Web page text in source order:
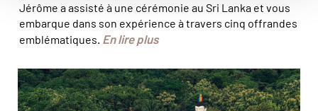
Jérôme a assisté à une cérémonie au Sri Lanka et vous
embarque dans son expérience à travers cinq offrandes
emblématiques. En lire plus
© phototrip.cz/Stock Adobe